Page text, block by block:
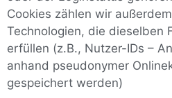
Cookies zählen wir
Technologien, die dieselben
erfüllen (z.B., Nutzer-IDs –
anhand pseudonymer
gespeichert werden)